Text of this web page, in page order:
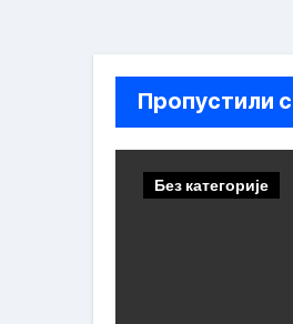
Пропустили
Без категорије